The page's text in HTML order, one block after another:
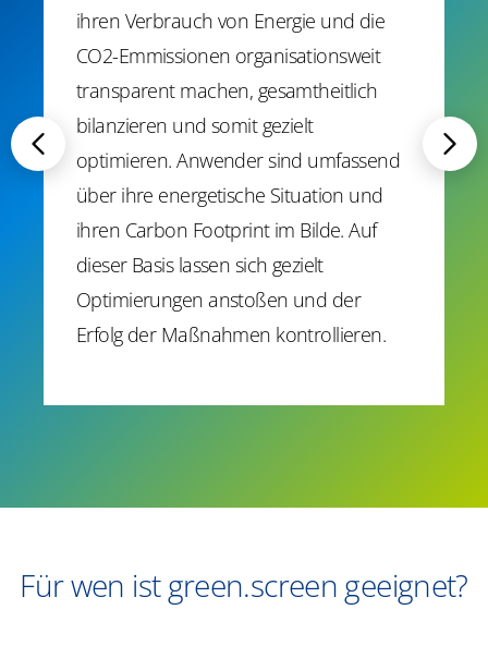
ihren Verbrauch von Energie und die
CO2-Emmissionen organisationsweit
transparent machen, gesamtheitlich
bilanzieren und somit gezielt
optimieren. Anwender sind umfassend
über ihre energetische Situation und
ihren Carbon Footprint im Bilde. Auf
dieser Basis lassen sich gezielt
Optimierungen anstoßen und der
Erfolg der Maßnahmen kontrollieren.
Für wen ist green.screen geeignet?